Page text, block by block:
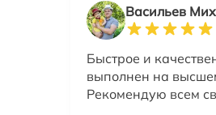
Васильев
Быстрое и
выполнен на
Рекомендую всем